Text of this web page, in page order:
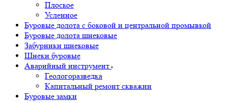
Плоское
Усленное
Буровые долота с бoковой и центральной промывкой
Буровые долота шнековые
Забурники шнековые
Шнеки буровые
Аварийный инструмент
Геологоразведка
Капитальный ремонт скважин
Буровые замки